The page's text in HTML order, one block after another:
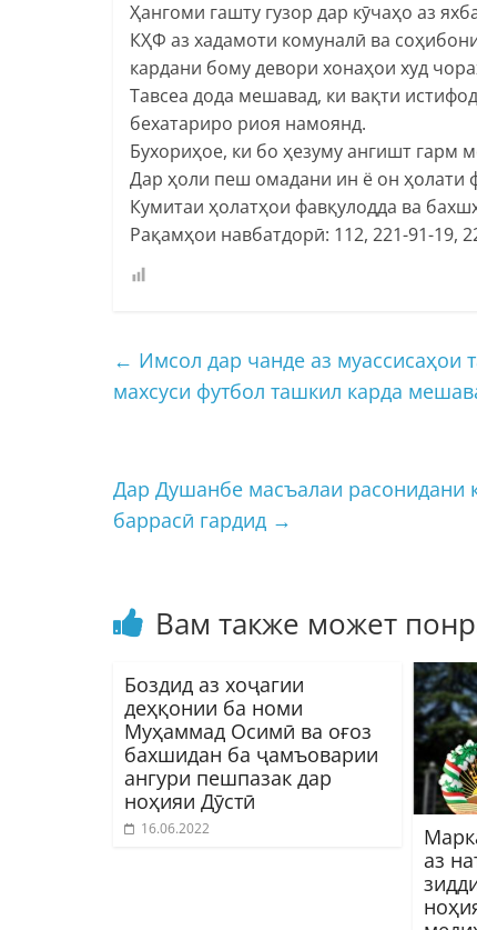
Ҳангоми гашту гузор дар кӯчаҳо аз
КҲФ аз хадамоти комуналӣ ва
кардани бому девори хонаҳои худ
Тавсеа дода мешавад, ки вақти
бехатариро риоя намоянд.
Бухориҳое, ки бо ҳезуму ангишт гарм
Дар ҳоли пеш омадани ин ё он ҳолати
Кумитаи ҳолатҳои фавқулодда ва
Рақамҳои навбатдорӣ: 112, 221-91-19,
← Имсол дар чанде аз
махсуси футбол ташкил карда
Дар Душанбе масъалаи расонидани
баррасӣ гардид →
Вам также может
Боздид аз хоҷагии
деҳқонии ба номи
Муҳаммад Осимӣ ва оғоз
бахшидан ба ҷамъоварии
ангури пешпазак дар
ноҳияи Дӯстӣ
16.06.2022
аз